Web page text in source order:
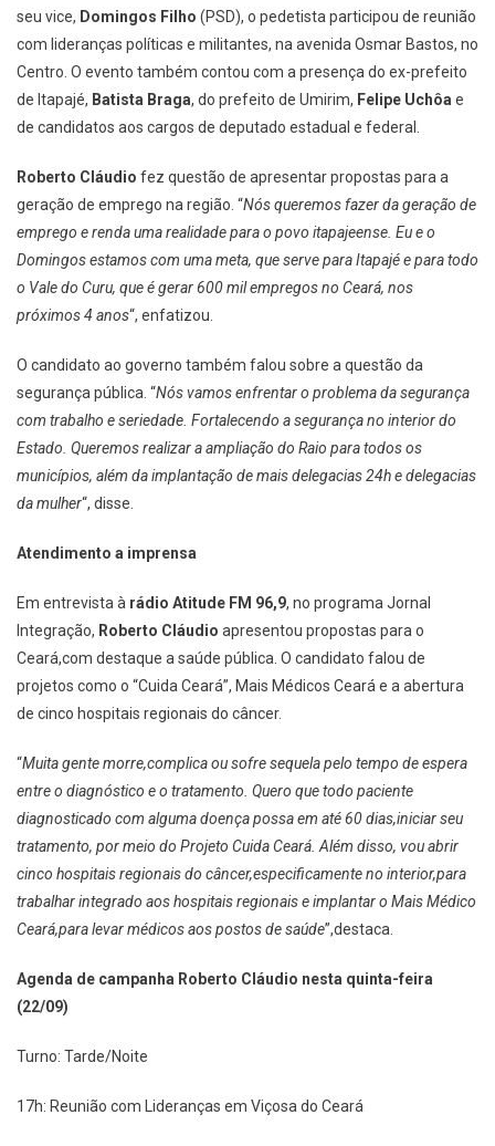
seu vice, Domingos Filho (PSD), o pedetista participou de reunião
com lideranças políticas e militantes, na avenida Osmar Bastos, no
Centro. O evento também contou com a presença do ex-prefeito
de Itapajé, Batista Braga, do prefeito de Umirim, Felipe Uchôae
de candidatos aos cargos de deputado estadual e federal.
Roberto Cláudio fez questão de apresentar propostas para a
geração de emprego na região. “Nós queremos fazer da geração de
emprego e renda uma realidade para o povo itapajeense. Eu e o
Domingos estamos com uma meta, que serve para Itapajé e para todo
o Vale do Curu, que é gerar 600 mil empregos no Ceará, nos
próximos 4 anos“, enfatizou.
O candidato ao governo também falou sobre a questão da
segurança pública. “Nós vamos enfrentar o problema da segurança
com trabalho e seriedade. Fortalecendo a segurança no interior do
Estado. Queremos realizar a ampliação do Raio para todos os
municípios, além da implantação de mais delegacias 24h e delegacias
da mulher“, disse.
Atendimento a imprensa
Em entrevista à rádio Atitude FM 96,9, no programa Jornal
Integração, Roberto Cláudio apresentou propostas para o
Ceará,com destaque a saúde pública. O candidato falou de
projetos como o “Cuida Ceará”, Mais Médicos Ceará e a abertura
de cinco hospitais regionais do câncer.
“Muita gente morre,complica ou sofre sequela pelo tempo de espera
entre o diagnóstico e o tratamento. Quero que todo paciente
diagnosticado com alguma doença possa em até 60 dias,iniciar seu
tratamento, por meio do Projeto Cuida Ceará. Além disso, vou abrir
cinco hospitais regionais do câncer,especificamente no interior,para
trabalhar integrado aos hospitais regionais e implantar o Mais Médico
Ceará,para levar médicos aos postos de saúde”,destaca.
Agenda de campanha Roberto Cláudio nesta quinta-feira
(22/09)
Turno: Tarde/Noite
17h: Reunião com Lideranças em Viçosa do Ceará